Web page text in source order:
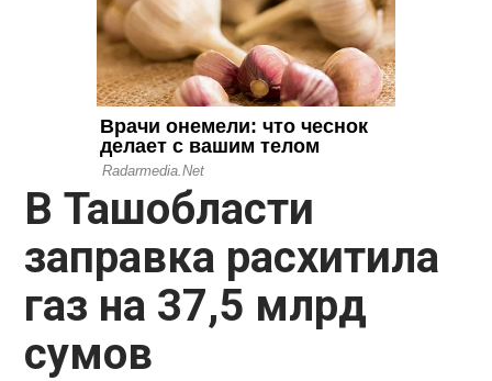
В Ташобласти
заправка расхитила
газ на 37,5 млрд
сумов